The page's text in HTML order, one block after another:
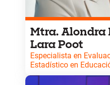
Mtra. Alondra
Lara Poot
Especialista en
Estadístico en